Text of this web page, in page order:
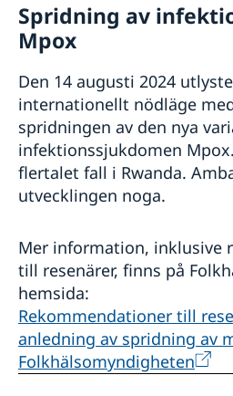
Spridning av
Mpox
Den 14 augusti 2024
internationellt nödläge
spridningen av den nya
infektionssjukdomen
flertalet fall i Rwanda.
utvecklingen noga.
Mer information, inklusive
till resenärer, finns på
hemsida:
Rekommendationer till
anledning av spridning av
Folkhälsomyndigheten